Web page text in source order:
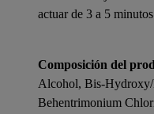
actuar de 3 a 5
Composición del
Alcohol, Bis-
Behentrimonium